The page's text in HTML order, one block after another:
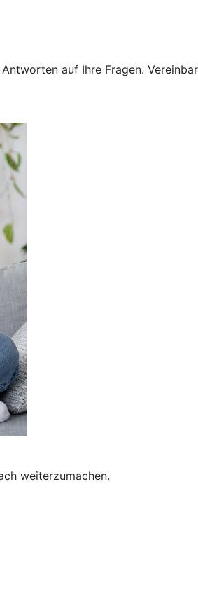
auf Ihre Fragen.
weiterzumachen.